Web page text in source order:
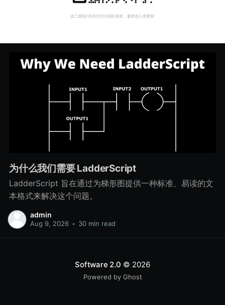
为什么我们需要 LadderScript
LadderScript 旨在通过为梯形图提供一种标准、易读的文
本格式来解决这个问题。
admin
Aug 9, 2026 • 30 min read
Software 2.0 © 2026
Powered by Ghost